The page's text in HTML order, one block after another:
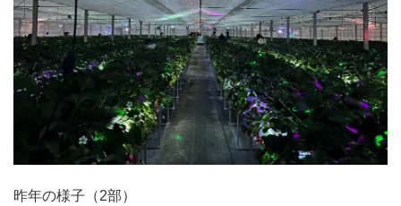
昨年の様子（2部）